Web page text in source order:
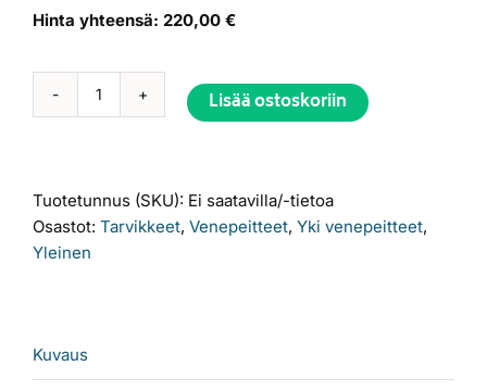
Hinta yhteensä: 220,00 €
Venepeite
Lisää ostoskoriin
Tuotetunnus (SKU): Ei saatavilla/-tietoa
Osastot: Tarvikkeet, Venepeitteet, Yki venepeitteet,
Yleinen
Kuvaus